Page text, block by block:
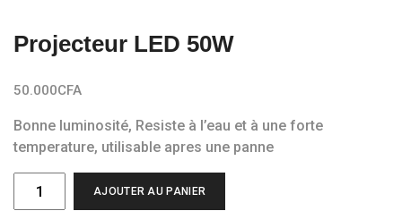
Projecteur LED 50W
50.000CFA
Bonne luminosité, Resiste à l’eau et à une forte
temperature, utilisable apres une panne
quantité
AJOUTER AU PANIER